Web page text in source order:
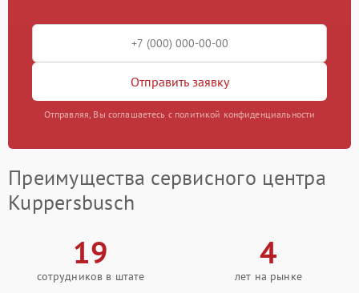
Отправить заявку
Отправляя, Вы соглашаетесь с политикой конфиденциальности
Преимущества сервисного центра
Kuppersbusch
19
сотрудников в штате
4
лет на рынке